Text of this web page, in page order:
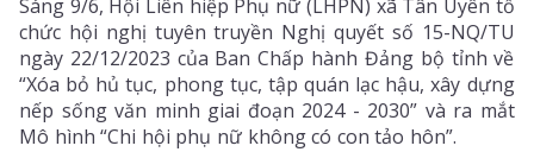
Sáng 9/6, Hội Liên hiệp Phụ nữ (LHPN) xã Tân Uyên tổ
chức hội nghị tuyên truyền Nghị quyết số 15-NQ/TU
ngày 22/12/2023 của Ban Chấp hành Đảng bộ tỉnh về
“Xóa bỏ hủ tục, phong tục, tập quán lạc hậu, xây dựng
nếp sống văn minh giai đoạn 2024 - 2030” và ra mắt
Mô hình “Chi hội phụ nữ không có con tảo hôn”.